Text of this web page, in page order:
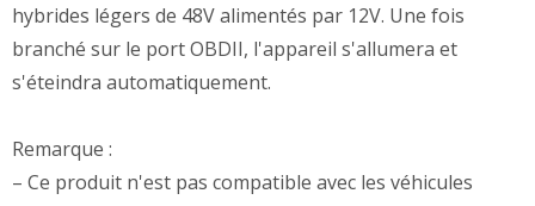
hybrides légers de 48V alimentés par 12V. Une fois
branché sur le port OBDII, l'appareil s'allumera et
s'éteindra automatiquement.
Remarque :
– Ce produit n'est pas compatible avec les véhicules